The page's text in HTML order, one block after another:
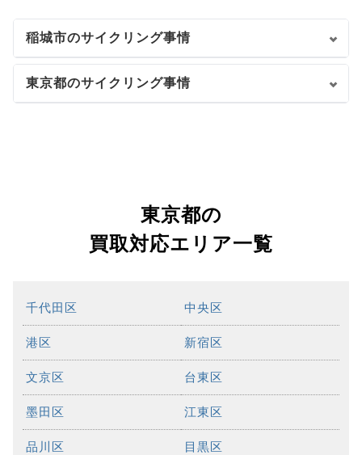
稲城市のサイクリング事情
東京都のサイクリング事情
東京都の
買取対応エリア一覧
千代田区 中央区
港区 新宿区
文京区 台東区
墨田区 江東区
品川区 目黒区